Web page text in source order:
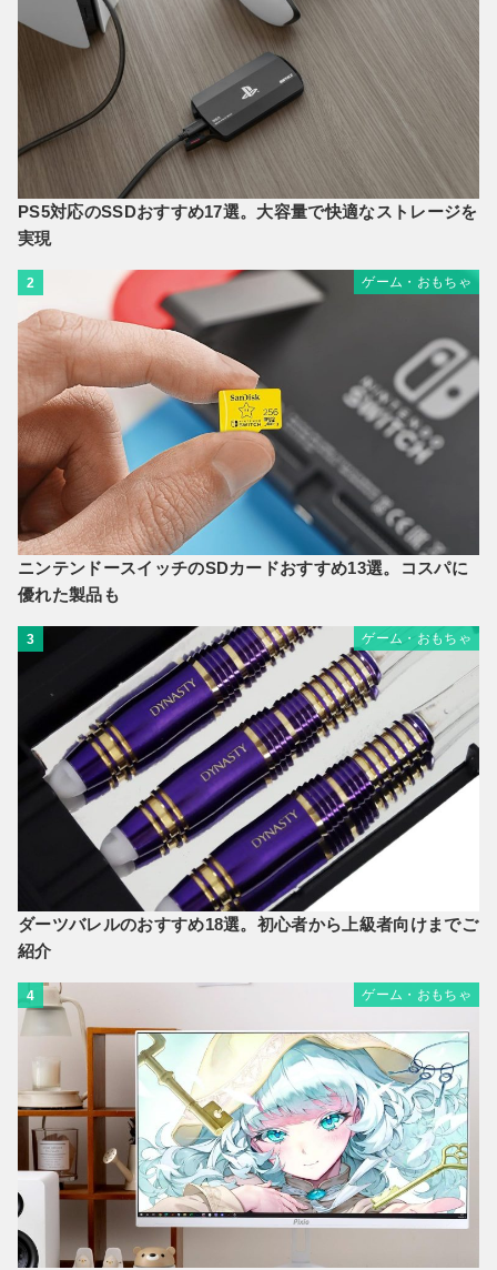
PS5対応のSSDおすすめ17選。大容量で快適なストレージを
実現
2 ゲーム・おもちゃ
ニンテンドースイッチのSDカードおすすめ13選。コスパに
優れた製品も
3 ゲーム・おもちゃ
ダーツバレルのおすすめ18選。初心者から上級者向けまでご
紹介
4 ゲーム・おもちゃ